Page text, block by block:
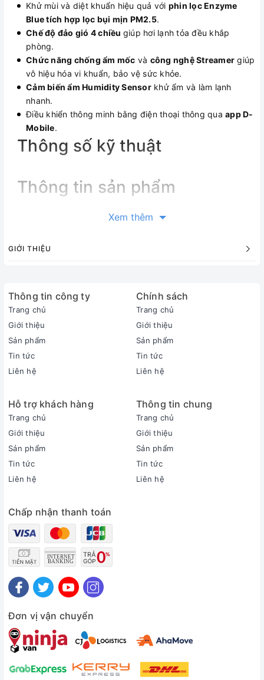
Khử mùi và diệt khuẩn hiệu quả với phin lọc Enzyme
Blue tích hợp lọc bụi mịn PM2.5.
Chế độ đảo gió 4 chiều giúp hơi lạnh tỏa đều khắp
phòng.
Chức năng chống ẩm mốc và công nghệ Streamer giúp
vô hiệu hóa vi khuẩn, bảo vệ sức khỏe.
Cảm biến ẩm Humidity Sensorkhử ẩm và làm lạnh
nhanh.
Điều khiển thông minh bằng điện thoại thông qua app D-
Mobile.
Thông số kỹ thuật
Thông tin sản phẩm
Inverter:
1 HP - 9.200 BTU
Phạm vi làm lạnh hiệu quả:
Dưới 15m² (từ 30 đến 45m³)
Độ ồn trung bình (được đo trong phòng thí nghiệm):
2025
Việt Nam
Thời gian bảo hành cục lạnh, cục nóng:
2 năm
Thời gian bảo hành máy nén:
Máy nén 5 năm
Ống dẫn gas bằng Đồng - Lá tản nhiệt bằng Nhôm phủ
Loại Gas:
R-32
Mức tiêu thụ điện năng
Tiêu thụ điện:
0.7 kWh
Nhãn năng lượng:
5 sao (Hiệu suất năng lượng 6.28)
Công nghệ tiết kiệm điện:
Mắt thần thông minhInverterEcono
Khả năng lọc không khí
Phin lọc Enzyme Blue tích hợp lọc bụi mịn PM2.5Streamer
Xem thêm
GIỚI THIỆU
Thông tin công ty
Trang chủ
Giới thiệu
Sản phẩm
Tin tức
Liên hệ
Chính sách
Trang chủ
Giới thiệu
Sản phẩm
Tin tức
Liên hệ
Hỗ trợ khách hàng
Trang chủ
Giới thiệu
Sản phẩm
Tin tức
Liên hệ
Thông tin chung
Trang chủ
Giới thiệu
Sản phẩm
Tin tức
Liên hệ
Chấp nhận thanh toán
Đơn vị vận chuyển